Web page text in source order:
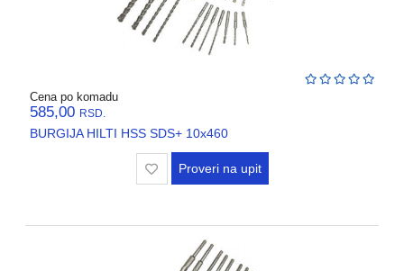
Cena po komadu
585,00 RSD.
BURGIJA HILTI HSS SDS+ 10x460
Proveri na upit